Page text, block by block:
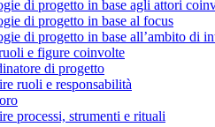
di progetto in base agli attori
di progetto in base al focus
di progetto in base all’ambito di
e figure coinvolte
di progetto
ruoli e responsabilità
processi, strumenti e rituali